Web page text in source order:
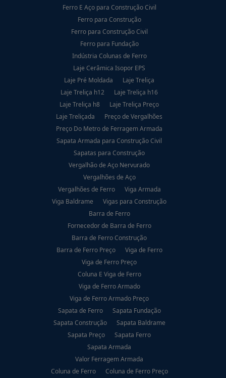
Ferro E Aço para Construção Civil
Ferro para Construção
Ferro para Construção Civil
Ferro para Fundação
Indústria Colunas de Ferro
Laje Cerâmica Isopor EPS
Laje Pré Moldada
Laje Treliça
Laje Treliça h12
Laje Treliça h16
Laje Treliça h8
Laje Treliça Preço
Laje Treliçada
Preço de Vergalhões
Preço Do Metro de Ferragem Armada
Sapata Armada para Construção Civil
Sapatas para Construção
Vergalhão de Aço Nervurado
Vergalhões de Aço
Vergalhões de Ferro
Viga Armada
Viga Baldrame
Vigas para Construção
Barra de Ferro
Fornecedor de Barra de Ferro
Barra de Ferro Construção
Barra de Ferro Preço
Viga de Ferro
Viga de Ferro Preço
Coluna E Viga de Ferro
Viga de Ferro Armado
Viga de Ferro Armado Preço
Sapata de Ferro
Sapata Fundação
Sapata Construção
Sapata Baldrame
Sapata Preço
Sapata Ferro
Sapata Armada
Valor Ferragem Armada
Coluna de Ferro
Coluna de Ferro Preço